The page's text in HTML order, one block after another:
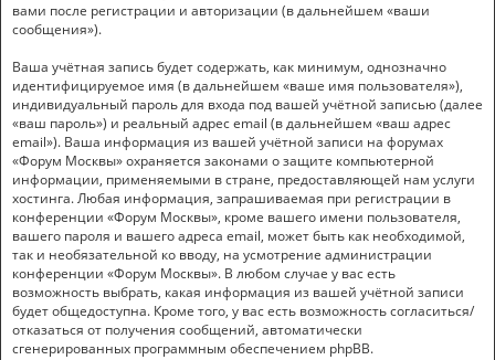
вами после регистрации и авторизации (в дальнейшем «ваши
сообщения»).
Ваша учётная запись будет содержать, как минимум, однозначно
идентифицируемое имя (в дальнейшем «ваше имя пользователя»),
индивидуальный пароль для входа под вашей учётной записью (далее
«ваш пароль») и реальный адрес email (в дальнейшем «ваш адрес
email»). Ваша информация из вашей учётной записи на форумах
«Форум Москвы» охраняется законами о защите компьютерной
информации, применяемыми в стране, предоставляющей нам услуги
хостинга. Любая информация, запрашиваемая при регистрации в
конференции «Форум Москвы», кроме вашего имени пользователя,
вашего пароля и вашего адреса email, может быть как необходимой,
так и необязательной ко вводу, на усмотрение администрации
конференции «Форум Москвы». В любом случае у вас есть
возможность выбрать, какая информация из вашей учётной записи
будет общедоступна. Кроме того, у вас есть возможность согласиться/
отказаться от получения сообщений, автоматически
сгенерированных программным обеспечением phpBB.